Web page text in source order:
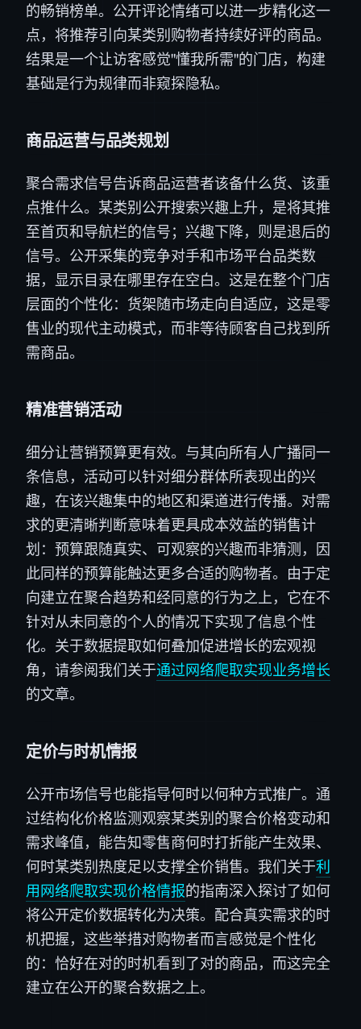
的畅销榜单。公开评论情绪可以进一步精化这一
点，将推荐引向某类别购物者持续好评的商品。
结果是一个让访客感觉"懂我所需"的门店，构建
基础是行为规律而非窥探隐私。
商品运营与品类规划
聚合需求信号告诉商品运营者该备什么货、该重
点推什么。某类别公开搜索兴趣上升，是将其推
至首页和导航栏的信号；兴趣下降，则是退后的
信号。公开采集的竞争对手和市场平台品类数
据，显示目录在哪里存在空白。这是在整个门店
层面的个性化：货架随市场走向自适应，这是零
售业的现代主动模式，而非等待顾客自己找到所
需商品。
精准营销活动
细分让营销预算更有效。与其向所有人广播同一
条信息，活动可以针对细分群体所表现出的兴
趣，在该兴趣集中的地区和渠道进行传播。对需
求的更清晰判断意味着更具成本效益的销售计
划：预算跟随真实、可观察的兴趣而非猜测，因
此同样的预算能触达更多合适的购物者。由于定
向建立在聚合趋势和经同意的行为之上，它在不
针对从未同意的个人的情况下实现了信息个性
化。关于数据提取如何叠加促进增长的宏观视
角，请参阅我们关于通过网络爬取实现业务增长
的文章。
定价与时机情报
公开市场信号也能指导何时以何种方式推广。通
过结构化价格监测观察某类别的聚合价格变动和
需求峰值，能告知零售商何时打折能产生效果、
何时某类别热度足以支撑全价销售。我们关于利
用网络爬取实现价格情报的指南深入探讨了如何
将公开定价数据转化为决策。配合真实需求的时
机把握，这些举措对购物者而言感觉是个性化
的：恰好在对的时机看到了对的商品，而这完全
建立在公开的聚合数据之上。